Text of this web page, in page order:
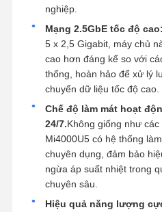
nghiệp.
Mạng 2.5GbE tốc độ cao:
5 x 2,5 Gigabit, máy chủ
cao hơn đáng kể so với
thống, hoàn hảo để xử lý
chuyển dữ liệu tốc độ cao.
Chế độ làm mát hoạt
24/7.Không giống như
Mi4000U5 có hệ thống
chuyên dụng, đảm bảo
ngừa áp suất nhiệt trong
chuyên sâu.
Hiệu quả năng lượng